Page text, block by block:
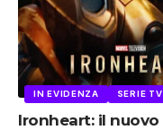
IN EVIDENZA SERIE TV
Ironheart: il